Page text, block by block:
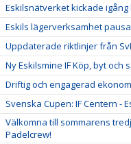
Eskilsnätverket kickade
Eskils lägerverksamhet
Uppdaterade riktlinjer från
Ny Eskilsmine IF Köp, byt och
Driftig och engagerad
Svenska Cupen: IF Centern -
Välkomna till sommarens
Padelcrew!